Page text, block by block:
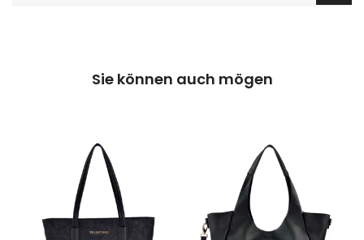
Sie können auch mögen